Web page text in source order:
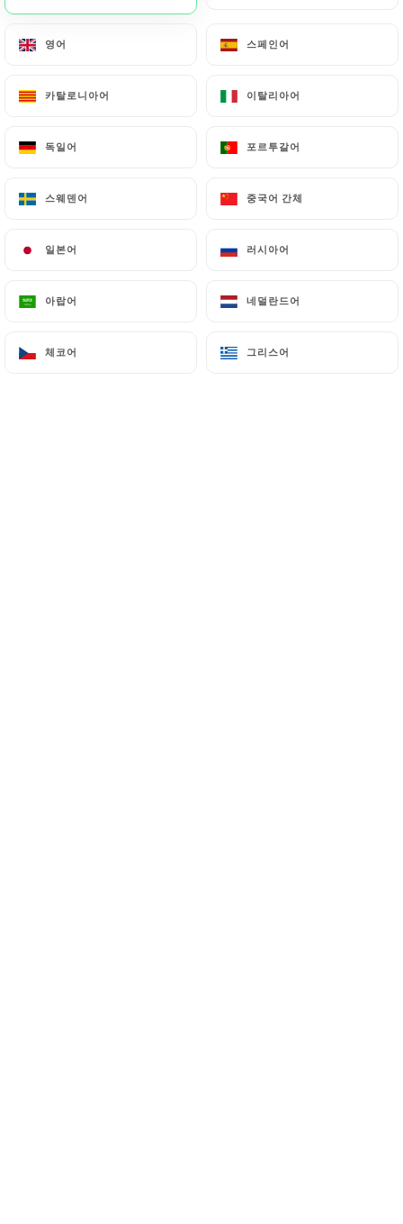
영어 스페인어
카탈로니아어 이탈리아어
독일어 포르투갈어
스웨덴어 중국어 간체
일본어 러시아어
아랍어 네덜란드어
체코어 그리스어
영어 스페인어
카탈로니아어 이탈리아어
독일어 포르투갈어
스웨덴어 중국어 간체
일본어 러시아어
아랍어 네덜란드어
체코어 그리스어